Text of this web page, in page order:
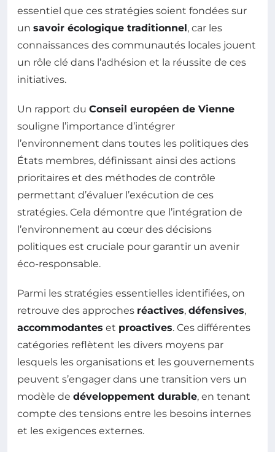
essentiel que ces stratégies soient fondées sur
un savoir écologique traditionnel, car les
connaissances des communautés locales jouent
un rôle clé dans l’adhésion et la réussite de ces
initiatives.
Un rapport du Conseil européen de Vienne
souligne l’importance d’intégrer
l’environnement dans toutes les politiques des
États membres, définissant ainsi des actions
prioritaires et des méthodes de contrôle
permettant d’évaluer l’exécution de ces
stratégies. Cela démontre que l’intégration de
l’environnement au cœur des décisions
politiques est cruciale pour garantir un avenir
éco-responsable.
Parmi les stratégies essentielles identifiées, on
retrouve des approches réactives, défensives,
accommodantes et proactives. Ces différentes
catégories reflètent les divers moyens par
lesquels les organisations et les gouvernements
peuvent s’engager dans une transition vers un
modèle de développement durable, en tenant
compte des tensions entre les besoins internes
et les exigences externes.